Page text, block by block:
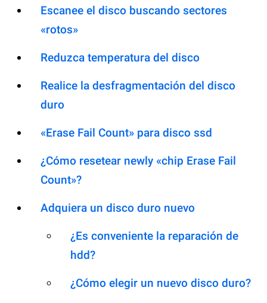
Escanee el disco buscando sectores
«rotos»
Reduzca temperatura del disco
Realice la desfragmentación del disco
duro
«Erase Fail Count» para disco ssd
¿Cómo resetear newly «chip Erase Fail
Count»?
Adquiera un disco duro nuevo
¿Es conveniente la reparación de
hdd?
¿Cómo elegir un nuevo disco duro?